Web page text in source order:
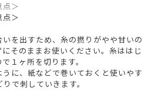
＞
点＞
を出すため、糸の撚りがやや甘いの
そのままお使いください。糸ははじ
１ヶ所を切ります。
に、紙などで巻いておくと使いやす
で刺していきます。